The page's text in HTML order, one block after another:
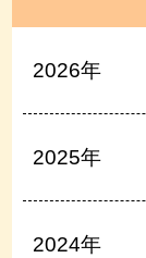
2026年
2025年
2024年